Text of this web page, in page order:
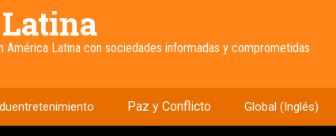
América Latina con sociedades informadas y comprometidas
Paz y Conflicto Global (Inglés)